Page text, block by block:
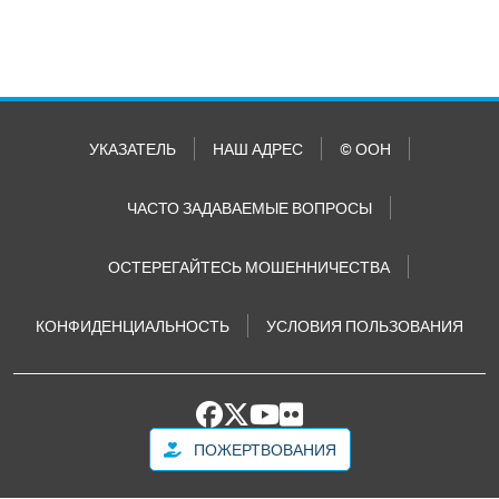
УКАЗАТЕЛЬ НАШ АДРЕС © ООН
ЧАСТО ЗАДАВАЕМЫЕ ВОПРОСЫ
ОСТЕРЕГАЙТЕСЬ МОШЕННИЧЕСТВА
КОНФИДЕНЦИАЛЬНОСТЬ УСЛОВИЯ ПОЛЬЗОВАНИЯ
ПОЖЕРТВОВАНИЯ